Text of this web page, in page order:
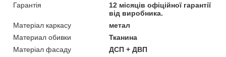
Гарантія
12 місяців офіційної гарантії
від виробника.
Матеріал каркасу
метал
Материал обивки
Тканина
Матеріал фасаду
ДСП + ДВП